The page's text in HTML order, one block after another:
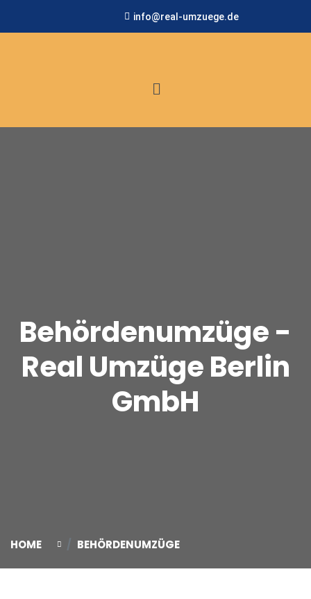
info@real-umzuege.de
Behördenumzüge -
Real Umzüge Berlin
GmbH
HOME BEHÖRDENUMZÜGE